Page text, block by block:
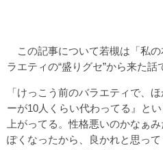
この記事について若槻は「私
ラエティの“盛りグセ”から来た話
「けっこう前のバラエティで、
ーが10人くらい代わってる』と
上がってる。性格悪いのかなぁ
ぽくなったから、良かれと思っ